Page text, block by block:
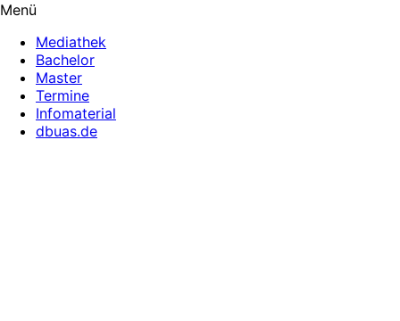
Menü
Mediathek
Bachelor
Master
Termine
Infomaterial
dbuas.de